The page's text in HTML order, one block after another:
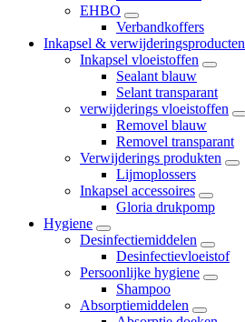
EHBO
Verbandkoffers
Inkapsel & verwijderingsproducten
Inkapsel vloeistoffen
Sealant blauw
Selant transparant
verwijderings vloeistoffen
Removel blauw
Removel transparant
Verwijderings produkten
Lijmoplossers
Inkapsel accessoires
Gloria drukpomp
Hygiene
Desinfectiemiddelen
Desinfectievloeistof
Persoonlijke hygiene
Shampoo
Absorptiemiddelen